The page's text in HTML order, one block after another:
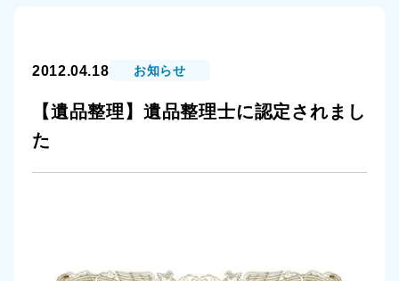
2012.04.18 お知らせ
【遺品整理】遺品整理士に認定されまし
た